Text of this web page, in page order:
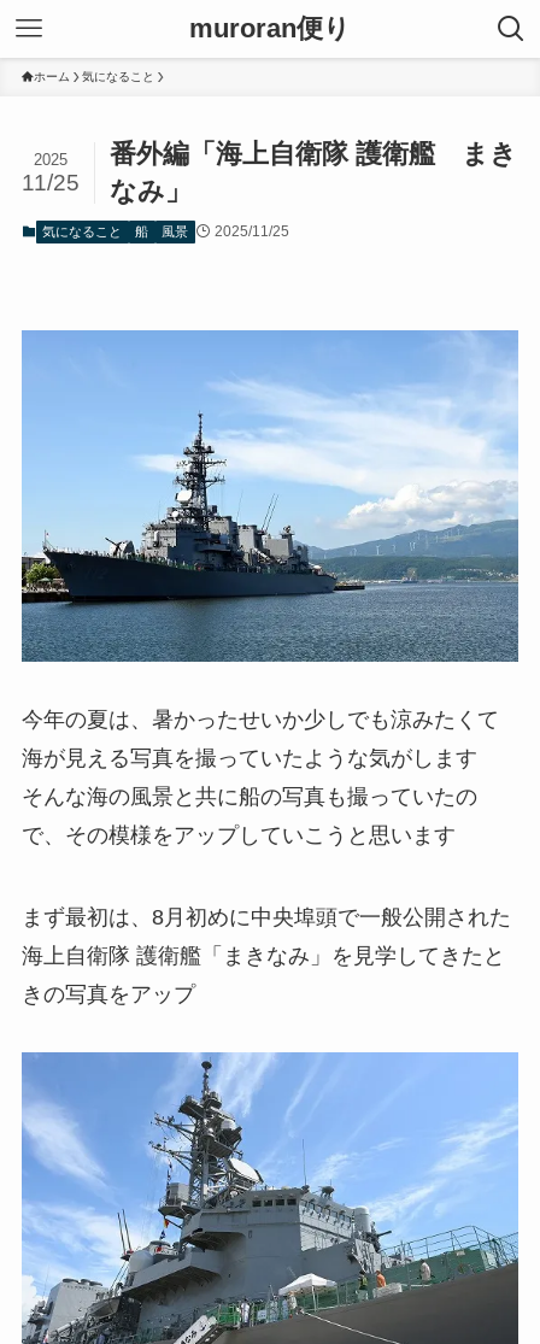
muroran便り
ホーム 気になること
番外編「海上自衛隊 護衛艦 まき
なみ」
2025
11/25
気になること 船 風景 2025/11/25
今年の夏は、暑かったせいか少しでも涼みたくて
海が見える写真を撮っていたような気がします
そんな海の風景と共に船の写真も撮っていたの
で、その模様をアップしていこうと思います
まず最初は、8月初めに中央埠頭で一般公開された
海上自衛隊 護衛艦「まきなみ」を見学してきたと
きの写真をアップ